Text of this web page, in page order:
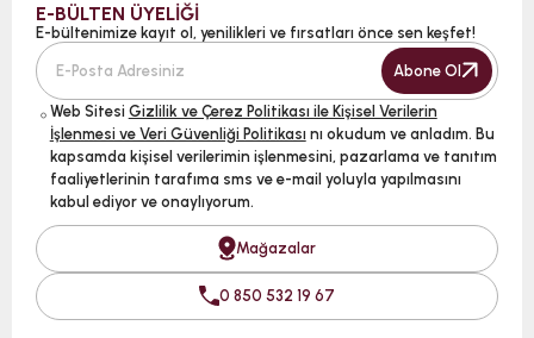
E-BÜLTEN ÜYELİĞİ
E-bültenimize kayıt ol, yenilikleri ve fırsatları önce sen keşfet!
Abone Ol
Web Sitesi Gizlilik ve Çerez Politikası ile Kişisel Verilerin
İşlenmesi ve Veri Güvenliği Politikası nı okudum ve anladım. Bu
kapsamda kişisel verilerimin işlenmesini, pazarlama ve tanıtım
faaliyetlerinin tarafıma sms ve e-mail yoluyla yapılmasını
kabul ediyor ve onaylıyorum.
Mağazalar
0 850 532 19 67